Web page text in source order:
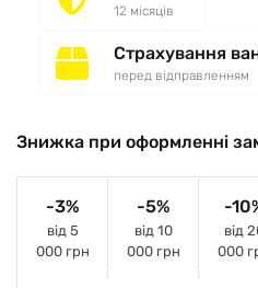
12 місяців
Страхування
перед відправленням
Знижка при оформленні
-3%
від 5
000 грн
-5%
від 10
000 грн
-
від
000